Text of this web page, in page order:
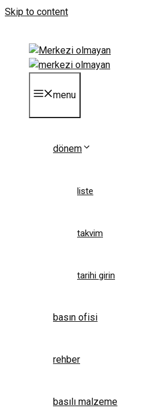
Skip to content
menu
dönem
liste
takvim
tarihi girin
basın ofisi
rehber
basılı malzeme